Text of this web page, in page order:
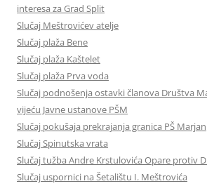
interesa za Grad Split
Slučaj Meštrovićev atelje
Slučaj plaža Bene
Slučaj plaža Kaštelet
Slučaj plaža Prva voda
Slučaj podnošenja ostavki članova Društva
vijeću Javne ustanove PŠM
Slučaj pokušaja prekrajanja granica PŠ Marjan
Slučaj Spinutska vrata
Slučaj tužba Andre Krstulovića Opare protiv
Slučaj uspornici na Šetalištu I. Meštrovića